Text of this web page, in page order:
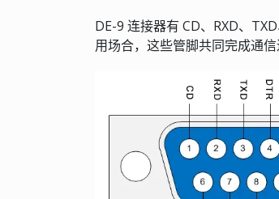
DE-9 连接器有 CD、RXD、
用场合，这些管脚共同完成通